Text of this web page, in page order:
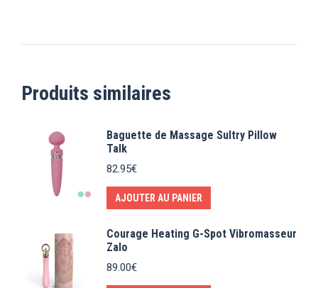
Produits similaires
Baguette de Massage Sultry Pillow
Talk
82.95€
AJOUTER AU PANIER
Courage Heating G-Spot Vibromasseur
Zalo
89.00€